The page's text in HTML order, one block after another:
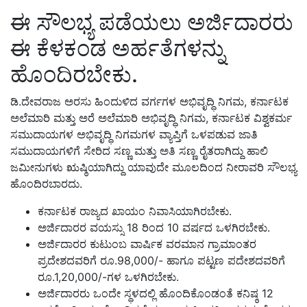
ಈ ಸೌಲಭ್ಯ ಪಡೆಯಲು ಅರ್ಜಿದಾರರು
ಈ ಕೆಳಕಂಡ ಅರ್ಹತೆಗಳನ್ನು
ಹೊಂದಿರಬೇಕು.
ಡಿ.ದೇವರಾಜ ಅರಸು ಹಿಂದುಳಿದ ವರ್ಗಗಳ ಅಭಿವೃದ್ಧಿ ನಿಗಮ, ಕರ್ನಾಟಕ
ಅಲೆಮಾರಿ ಮತ್ತು ಅರೆ ಅಲೆಮಾರಿ ಅಭಿವೃದ್ಧಿ ನಿಗಮ, ಕರ್ನಾಟಕ ವಿಶ್ವಕರ್ಮ
ಸಮುದಾಯಗಳ ಅಭಿವೃದ್ಧಿ ನಿಗಮಗಳ ವ್ಯಾಪ್ತಿಗೆ ಒಳಪಡುವ ಜಾತಿ
ಸಮುದಾಯಗಳಿಗೆ ಸೇರಿದ ಸಣ್ಣ ಮತ್ತು ಅತಿ ಸಣ್ಣ ರೈತರಾಗಿದ್ದು ಹಾಲಿ
ಜಮೀನುಗಳು ಋಷ್ಠಿಯಾಗಿದ್ದು ಯಾವುದೇ ಮೂಲದಿಂದ ನೀರಾವರಿ ಸೌಲಭ್ಯ
ಹೊಂದಿರಬಾರದು.
ಕರ್ನಾಟಕ ರಾಜ್ಯದ ಖಾಯಂ ನಿವಾಸಿಯಾಗಿರಬೇಕು.
ಅರ್ಜಿದಾರರ ವಯಸ್ಸು 18 ರಿಂದ 10 ವರ್ಷದ ಒಳಗಿರಬೇಕು.
ಅರ್ಜಿದಾರರ ಕುಟುಂಬ ವಾರ್ಷಿಕ ವರಮಾನ ಗ್ರಾಮಾಂತರ
ಪ್ರದೇಶದವರಿಗೆ ರೂ.98,000/- ಹಾಗೂ ಪಟ್ಟಣ ಪದೇಶದವರಿಗೆ
ರೂ.1,20,000/-ಗಳ ಒಳಗಿರಬೇಕು.
ಅರ್ಜಿದಾರರು ಒಂದೇ ಸ್ಥಳದಲ್ಲಿ ಹೊಂದಿಕೊಂಡಂತೆ ಕನಿಷ್ಠ 12